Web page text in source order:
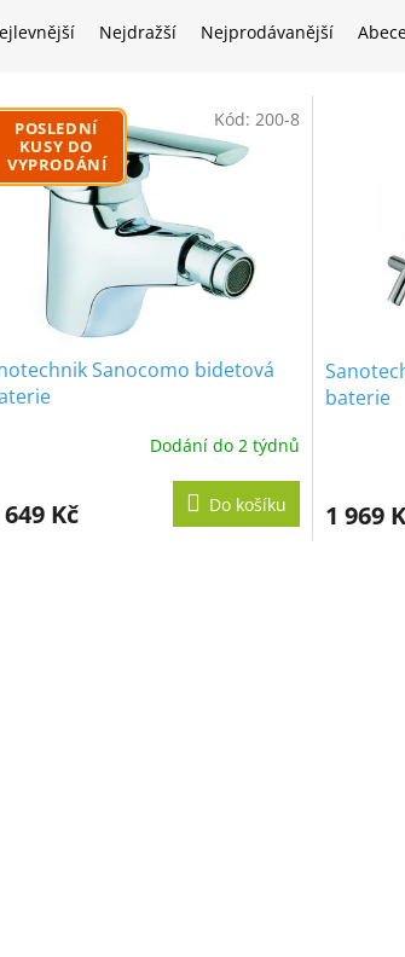
Nejdražší Nejprodávanější
POSLEDNÍ
KUSY DO
VYPRODÁNÍ
Sanocomo bidetová
Dodání do 2 týdnů
649 Kč Do košíku
Kód: 200-8
baterie
1 969